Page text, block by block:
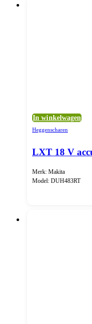
In winkelwagen
Heggenscharen
LXT 18 V
Merk: Makita
Model: DUH483RT